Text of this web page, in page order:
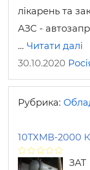
лікарень та
АЗС -
… Читати далі
30.10.2020
Рубрика:
10ТХМВ-2000
ЗАТ